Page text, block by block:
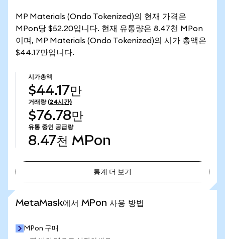
MP Materials (Ondo Tokenized)의 현재 가격은
MPon당 $52.20입니다. 현재 유통량은 8.47천 MPon
이며, MP Materials (Ondo Tokenized)의 시가 총액은
$44.17만입니다.
시가총액
$44.17만
거래량 (24시간)
$76.78만
유통 중인 공급량
8.47천 MPon
통계 더 보기
MetaMask에서 MPon 사용 방법
MPon 구매